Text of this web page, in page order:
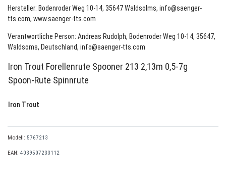
Hersteller: Bodenroder Weg 10-14, 35647 Waldsolms, info@saenger-
tts.com, www.saenger-tts.com
Verantwortliche Person: Andreas Rudolph, Bodenroder Weg 10-14, 35647,
Waldsoms, Deutschland, info@saenger-tts.com
Iron Trout Forellenrute Spooner 213 2,13m 0,5-7g
Spoon-Rute Spinnrute
Iron Trout
Modell: 5767213
EAN: 4039507233112